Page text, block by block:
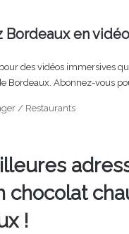
Bordeaux en
des vidéos immersives
Bordeaux. Abonnez-vous
/ Restaurants
chocolat
!